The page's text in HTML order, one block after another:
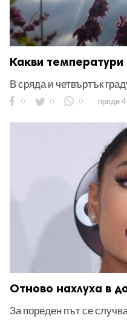
Какви
В сряда и четвъртък
0 0 0 преди
Отново нахлуха в
За пореден път се